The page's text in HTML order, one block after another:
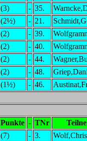
(3) - 35.
(2½) - 21.
(2) - 39.
(2) - 40.
(2) - 44.
(2) - 48.
(1½) - 46.
Punkte - TNr
(7) - 3.